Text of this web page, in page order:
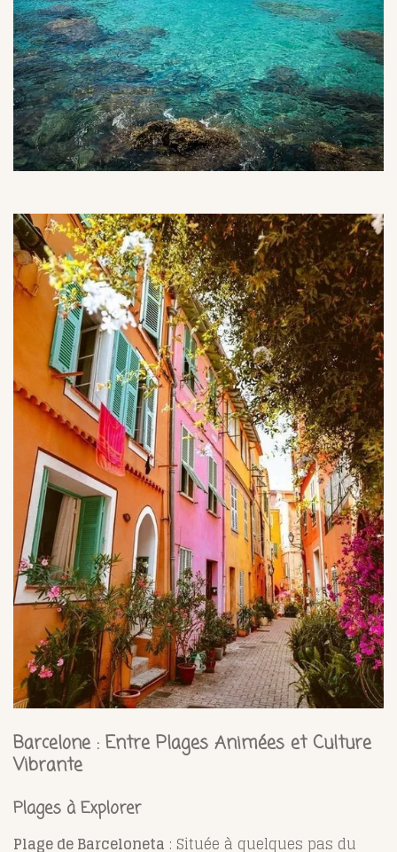
Barcelone : Entre Plages Animées et Culture
Vibrante
Plages à Explorer
Plage de Barceloneta : Située à quelques pas du